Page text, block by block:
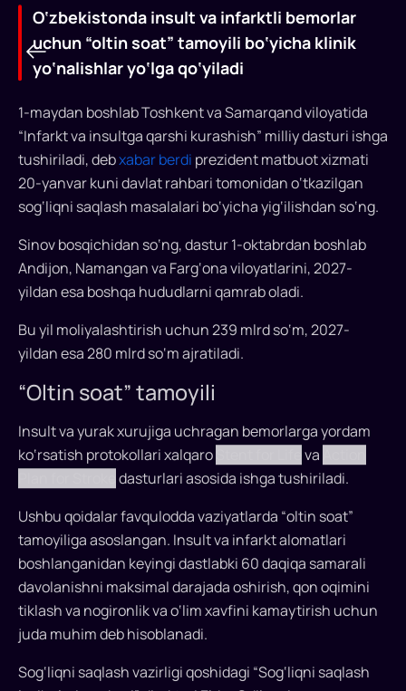
O‘zbekistonda
insult
va
infarktli
bemorlar
uchun
“oltin
soat”
tamoyili
bo‘yicha
klinik
yo‘nalishlar
yo‘lga
qo‘yiladi
Tez
O‘zbekistonda insult va infarktli bemorlar
uchun “oltin soat” tamoyili bo‘yicha klinik
yo‘nalishlar yo‘lga qo‘yiladi
1-maydan boshlab Toshkent va Samarqand viloyatida
“Infarkt va insultga qarshi kurashish” milliy dasturi ishga
tushiriladi, debxabar berdi prezident matbuot xizmati
20-yanvar kuni davlat rahbari tomonidan o‘tkazilgan
sog‘liqni saqlash masalalari bo‘yicha yig‘ilishdan so‘ng.
Sinov bosqichidan so‘ng, dastur 1-oktabrdan boshlab
Andijon, Namangan va Farg‘ona viloyatlarini, 2027-
yildan esa boshqa hududlarni qamrab oladi.
Bu yil moliyalashtirish uchun 239 mlrd so‘m, 2027-
yildan esa 280 mlrd so‘m ajratiladi.
“Oltin soat” tamoyili
Insult va yurak xurujiga uchragan bemorlarga yordam
ko‘rsatish protokollari xalqaro
va
dasturlari asosida ishga tushiriladi.
Ushbu qoidalar favqulodda vaziyatlarda “oltin soat”
tamoyiliga asoslangan. Insult va infarkt alomatlari
boshlanganidan keyingi dastlabki 60 daqiqa samarali
davolanishni maksimal darajada oshirish, qon oqimini
tiklash va nogironlik va o‘lim xavfini kamaytirish uchun
juda muhim deb hisoblanadi.
Sog‘liqni saqlash vazirligi qoshidagi “Sog‘liqni saqlash